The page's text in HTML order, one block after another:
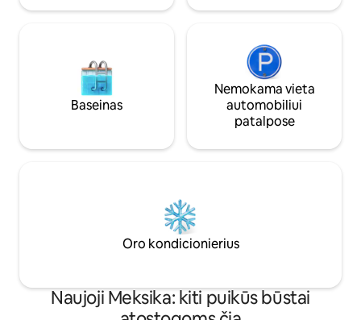
Baseinas
Nemokama vieta
automobiliui
patalpose
Oro kondicionierius
Naujoji Meksika: kiti puikūs būstai